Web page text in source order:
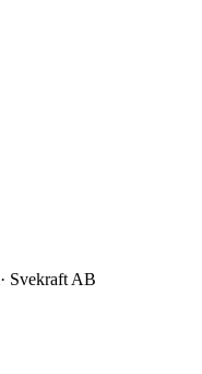
· Svekraft AB